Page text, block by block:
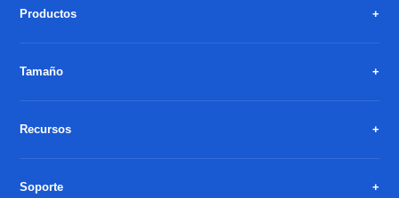
Productos
Tamaño
Recursos
Soporte